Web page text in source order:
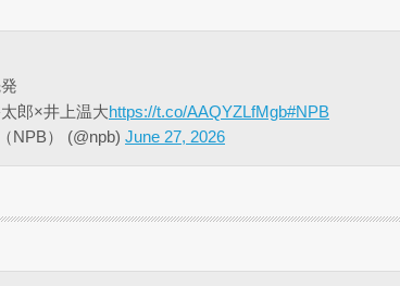
郎×井上温大https://t.co/AAQYZLfMgb#NPB
NPB） (@npb) June 27, 2026